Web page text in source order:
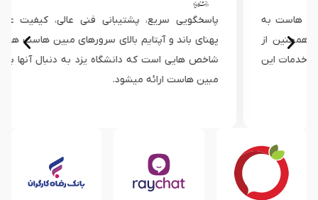
پاسخگویی سریع، پشتیبانی فنی عالی، کیفیت عالی سرورها،
پهنای باند و آپتایم بالای سرورهای مبین هاست همه از نکات و
شاخص هایی است که دانشگاه یزد به دنبال آنها بوده و توسط
مبین هاست ارائه میشود.